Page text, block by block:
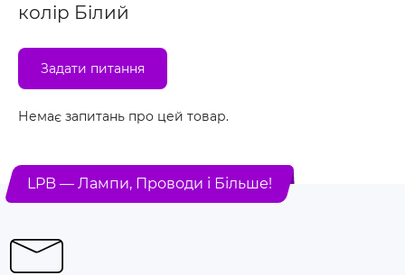
колір Білий
Задати питання
Немає запитань про цей товар.
LPB — Лампи, Проводи і Більше!